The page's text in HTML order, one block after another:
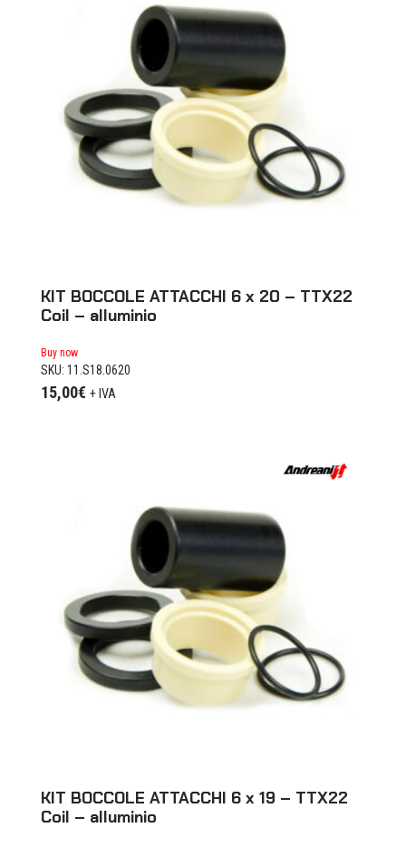
KIT BOCCOLE ATTACCHI 6 x 20 – TTX22
Coil – alluminio
Buy now
SKU: 11.S18.0620
15,00€ + IVA
KIT BOCCOLE ATTACCHI 6 x 19 – TTX22
Coil – alluminio